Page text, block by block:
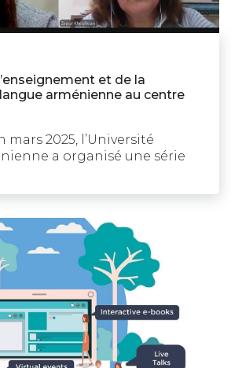
et de la
arménienne au centre
mars 2025, l’Université
a organisé une série